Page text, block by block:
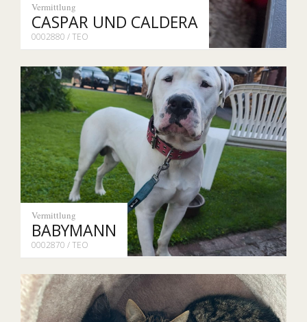
Vermittlung
CASPAR UND CALDERA
0002880 / TEO
Vermittlung
BABYMANN
0002870 / TEO